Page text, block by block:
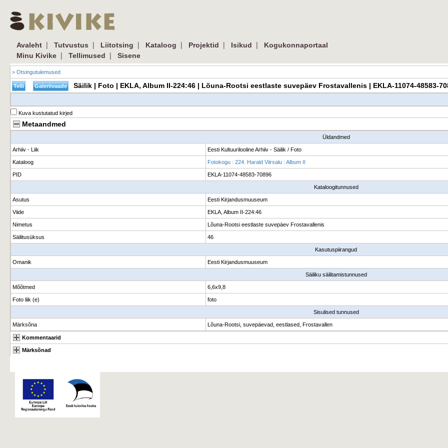
Avaleht | Tutvustus | Liitotsing | Kataloog | Projektid | Isikud |
Kogukonnaportaal
Minu Kivike | Tellimused | Sisene
> Otsingutulemused
Säilik | Foto | EKLA, Album II-224:46 | Lõuna-Rootsi eestlaste suvepäev Frostavallenis | EKLA-11074-48583-
Kuva kustutatud kirjed
Metaandmed
Üldandmed
Arhiiv - Liik Eesti Kultuurilooline Arhiiv - Säilik / Foto
Kataloog Fotokogu : 224. Harald Viirsalu : Album II
PID EKLA-11074-48583-70896
Kataloogitunnused
Asutus Eesti Kirjandusmuuseum
Viide EKLA, Album II-224:46
Nimetus Lõuna-Rootsi eestlaste suvepäev Frostavallenis
Säilitusüksus 46
Kasutuspiirangud
Omanik Eesti Kirjandusmuuseum
Säiliku säilitamistunnused
Mõõtmed 6,6x9,8
Foto liik (e) foto
Sisulised tunnused
Märksõna Lõuna-Rootsi, suvepäevad, eestlased, Frostavallen
Kommentaarid
Märksõnad